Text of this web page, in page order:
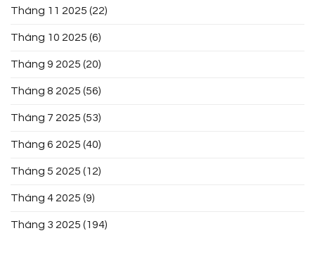
Tháng 11 2025 (22)
Tháng 10 2025 (6)
Tháng 9 2025 (20)
Tháng 8 2025 (56)
Tháng 7 2025 (53)
Tháng 6 2025 (40)
Tháng 5 2025 (12)
Tháng 4 2025 (9)
Tháng 3 2025 (194)